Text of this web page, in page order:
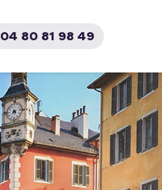
04 80 81 98 49